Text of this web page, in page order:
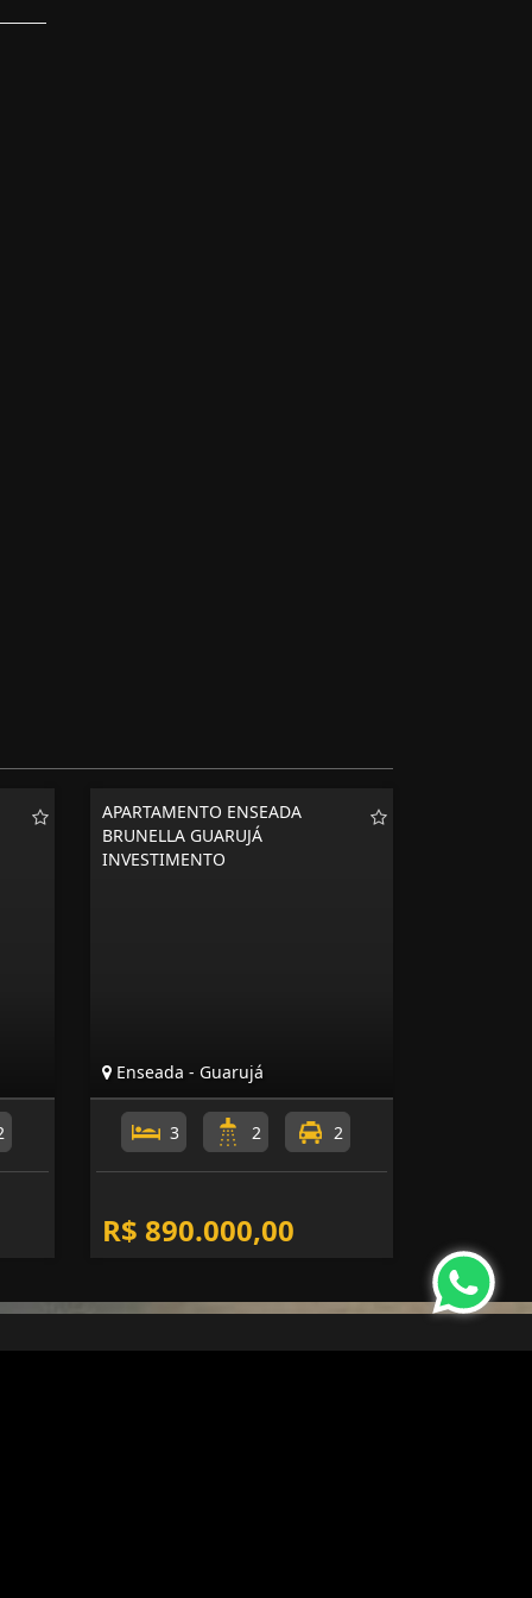
APARTAMENTO ENSEADA
BRUNELLA GUARUJÁ
INVESTIMENTO
Enseada - Guarujá
3 2 2
R$ 890.000,00